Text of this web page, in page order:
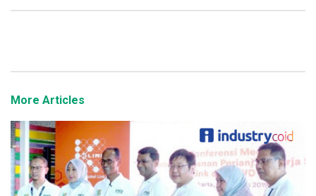
More Articles